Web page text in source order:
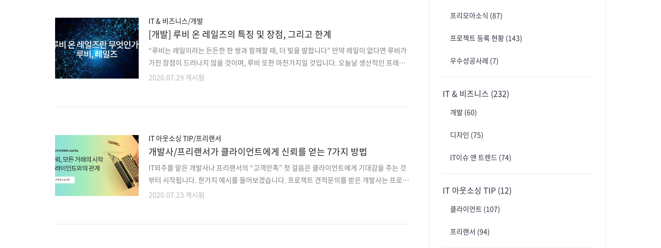
스는 그다지 기능적으로 차이가 크지 않다는 것을 알 수 있습니다. 다..
IT & 비즈니스/개발
[개발] 루비 온 레일즈의 특징 및 장점, 그리고 한계
“루비는 레일이라는 든든한 한 쌍과 함께할 때, 더 빛을 발합니다” 만약 레일이 없다면 루비가
가진 장점이 드러나지 않을 것이며, 루비 또한 마찬가지일 것입니다. 오늘날 생산적인 프레임
워크는 웹 개발의 패러다임을 개척했으며, 웹 어플리케이션 성능을 빠르게 발전시키는데 필수
가지로 루비 또한 범용 언어였으나, 웹 프로그래밍에서의 이점 때문에 널리 알..
2020.07.29 게시됨
IT 아웃소싱 TIP/프리랜서
개발사/프리랜서가 클라이언트에게 신뢰를 얻는 7가지 방법
IT외주를 맡은 개발사나 프리랜서의 “고객만족” 첫 걸음은 클라이언트에게 기대감을 주는 것
부터 시작됩니다. 한가지 예시를 들어보겠습니다. 프로젝트 견적문의를 받은 개발사는 프로젝
트 초기계획 및 일정, 견적 브리핑 등을 축적된 경험으로 정확하게 기능정의서를 작성해야합
2020.07.23 게시됨
프리모아소식 (87)
프로젝트 등록 현황 (143)
우수성공사례 (7)
IT & 비즈니스 (232)
개발 (60)
디자인 (75)
IT이슈 앤 트렌드 (74)
IT 아웃소싱 TIP (12)
클라이언트 (107)
프리랜서 (94)